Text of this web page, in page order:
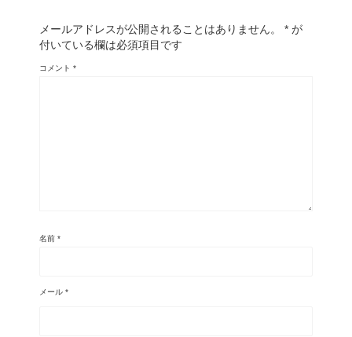
メールアドレスが公開されることはありません。 * が
付いている欄は必須項目です
コメント *
名前 *
メール *